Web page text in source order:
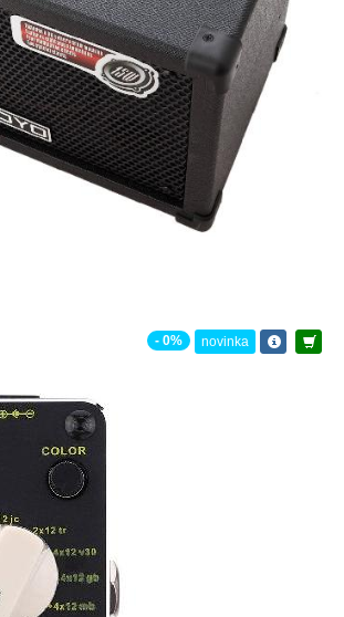
- 0% novinka